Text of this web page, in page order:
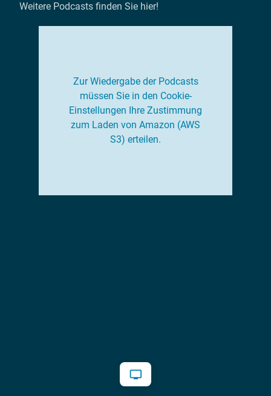
Weitere Podcasts finden Sie hier!
Zur Wiedergabe der Podcasts
müssen Sie in den Cookie-
Einstellungen Ihre Zustimmung
zum Laden von Amazon (AWS
S3) erteilen.